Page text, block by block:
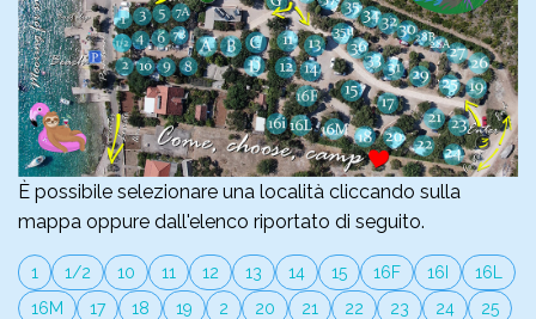
È possibile selezionare una località cliccando sulla
mappa oppure dall'elenco riportato di seguito.
1 1/2 10 11 12 13 14 15 16F 16I
16L
16M
17 18 19 2 20 21 22 23 24
25